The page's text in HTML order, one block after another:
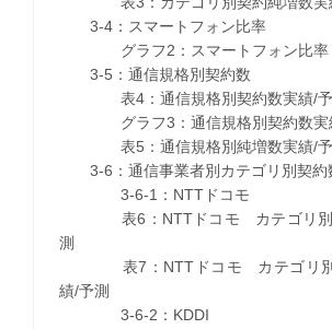
3-4：スマートフォン比率
グラフ2：スマートフォン比率
3-5：通信規格別契約数
表4：通信規格別契約数実績/予
グラフ3：通信規格別契約数実
表5：通信規格別純増数実績/予
3-6：通信事業者別カテゴリ別契約
3-6-1：NTTドコモ
表6：NTTドコモ カテゴリ別
測
表7：NTTドコモ カテゴリ別
績/予測
3-6-2：KDDI